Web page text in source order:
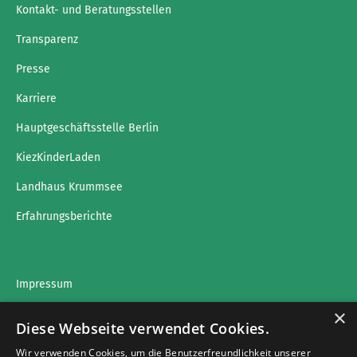
Kontakt- und Beratungsstellen
Transparenz
Presse
Karriere
Hauptgeschäftsstelle Berlin
KiezKinderLaden
Landhaus Krummsee
Erfahrungsberichte
Impressum
×
Diese Webseite verwendet Cookies.
Wir verwenden Cookies, um die Benutzerfreundlichkeit unserer